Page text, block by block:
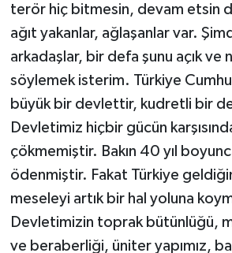
terör hiç bitmesin, devam etsin
ağıt yakanlar, ağlaşanlar var.
arkadaşlar, bir defa şunu açık ve
söylemek isterim. Türkiye
büyük bir devlettir, kudretli bir
Devletimiz hiçbir gücün
çökmemiştir. Bakın 40 yıl
ödenmiştir. Fakat Türkiye
meseleyi artık bir hal yoluna
Devletimizin toprak bütünlüğü,
ve beraberliği, üniter yapımız,